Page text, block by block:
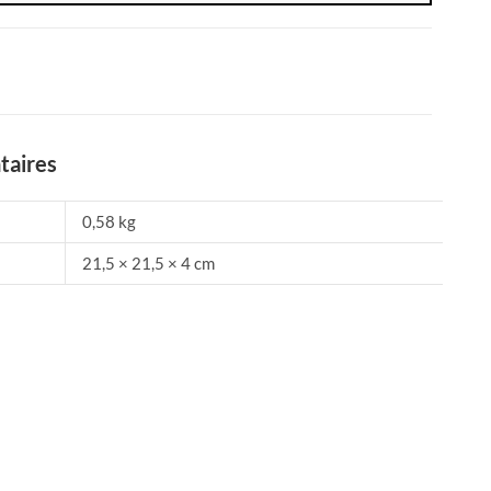
0,58 kg
21,5 × 21,5 × 4 cm